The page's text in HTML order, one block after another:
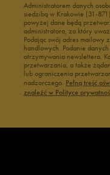
Administratorem danych
siedzibą w Krakowie (31-
powyżej dane będą
administratora, za który
Podając swój adres mailowy
handlowych. Podanie
otrzymywania newslettera.
przetwarzania, a także
lub ograniczenia
nadzorczego. Pełną treść
znaleźć w Polityce